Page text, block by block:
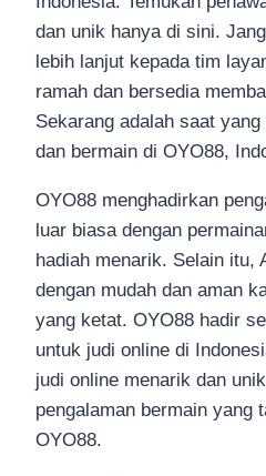
dan unik hanya di sini.
lebih lanjut kepada tim
ramah dan bersedia
Sekarang adalah saat
dan bermain di OYO88,
OYO88 menghadirkan
luar biasa dengan
hadiah menarik. Selain itu,
dengan mudah dan aman
yang ketat. OYO88 hadir
untuk judi online di
judi online menarik dan
pengalaman bermain yang
OYO88.